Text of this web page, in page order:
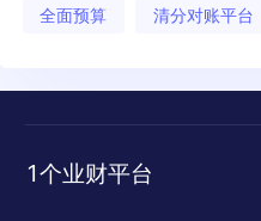
全面预算 清分对账平台
1个业财平台